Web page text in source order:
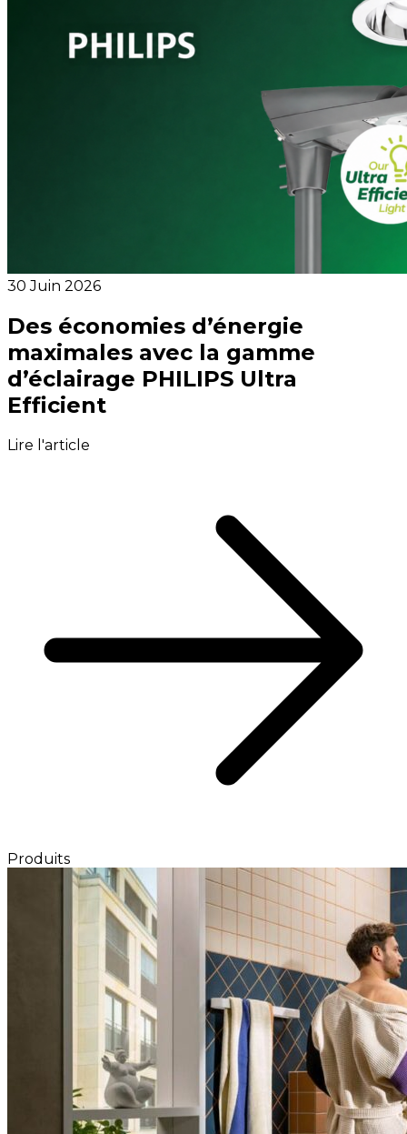
30 Juin 2026
Des économies d’énergie
maximales avec la gamme
d’éclairage PHILIPS Ultra
Efficient
Lire l'article
Produits